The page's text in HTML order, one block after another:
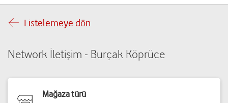
Listelemeye dön
Network İletişim - Burçak Köprüce
Mağaza türü